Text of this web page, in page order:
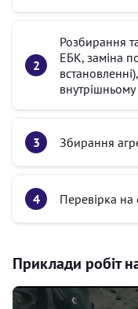
Розбирання
ЕБК, заміна
внутрішньому
Збирання
Перевірка на
Приклади робіт